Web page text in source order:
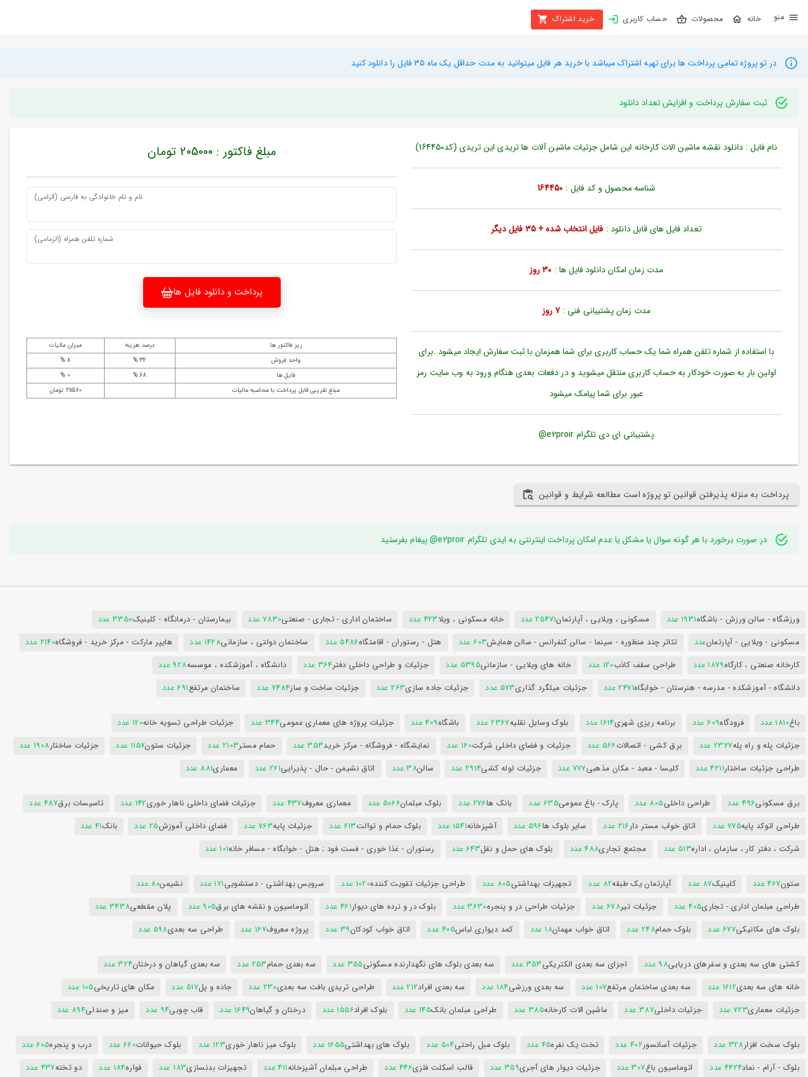
محصولات حساب کاربری خرید اشتراک
بستن
محصولات
اشتراک
کاربری
ثبت
بازیابی
رمز
علاقه
در تو پروژه تمامی پرداخت ها برای تهیه اشتراک میباشد با خرید هر فایل میتوانید به مدت حداقل یک ماه 35 فایل را دانلود کنید
ثبت سفارش پرداخت و افزایش تعداد دانلود
نام فایل : دانلود نقشه ماشین الات کارخانه این شامل جزئیات ماشین آلات ها تریدی این تریدی (کد164450)
شناسه محصول و کد فایل : 164450
تعداد فایل های قابل دانلود : فایل انتخاب شده + 35 فایل دیگر
مدت زمان امکان دانلود فایل ها : 30 روز
مدت زمان پشتیبانی فنی :7 روز
با استفاده از شماره تلفن همراه شما یک حساب کاربری برای شما همزمان با ثبت سفارش ایجاد میشود .برای
اولین بار به صورت خودکار به حساب کاربری منتقل میشوید و در دفعات بعدی هنگام ورود به وب سایت رمز
عبور برای شما پیامک میشود
پشتیبانی ای دی تلگرام e2proir@
مبلغ فاکتور : 205000 تومان
نام و نام خانوادگی به فارسی (الزامی)
شماره تلفن همراه (الزمامی)
پرداخت و دانلود فایل ها
ریز فاکتور ها درصد هزینه
میزان مالیات
واحد فروش
32 %
8 %
فایل ها
68 %
0 %
مبلغ تقریبی قابل پرداخت با محاسبه مالیات
211560 تومان
پرداخت به منزله پذیرفتن قوانین تو پروژه است مطالعه شرایط و قوانین
در صورت برخورد با هر گونه سوال یا مشکل یا عدم امکان پرداخت اینترنتی به ایدی تلگرام e2proir@ پیغام بفرستید
ورزشگاه - سالن ورزش - باشگاه1931 عدد مسکونی ، ویلایی ، آپارتمان25471 عدد خانه مسکونی ، ویلا423 عدد ساختمان اداری - تجاری - صنعتی7830 عدد بیمارستان - درمانگاه - کلینیک3350 عدد
مسکونی - ویلایی - آپارتمانعدد تئاتر چند منظوره - سینما - سالن کنفرانس - سالن همایش603 عدد هتل - رستوران - اقامتگاه5486 عدد ساختمان دولتی ، سازمانی1428 عدد هایپر مارکت - مرکز خرید - فروشگاه2140 عدد
کارخانه صنعتی ، کارگاه1879 عدد طراحی سقف کاذب120 عدد خانه های ویلایی - سازمانی5395 عدد جزئیات و طراحی داخلی دفتر364 عدد دانشگاه ، آموزشکده ، موسسه928 عدد
دانشگاه - آموزشکده - مدرسه - هنرستان - خوابگاه2471 عدد جزئیات میلگرد گذاری573 عدد جزئیات جاده سازی263 عدد جزئیات ساخت و ساز7484 عدد ساختمان مرتفع691 عدد
باغ1810 عدد فرودگاه609 عدد برنامه ریزی شهری1614 عدد بلوک وسایل نقلیه2367 عدد باشگاه409 عدد جزئیات پروژه های معماری عمومی344 عدد جزئیات طراحی تسویه خانه120 عدد
جزئیات پله و راه پله2377 عدد برق کشی - اتصالات566 عدد جزئیات و فضای داخلی شرکت160 عدد نمایشگاه - فروشگاه - مرکز خرید353 عدد حمام مستر2103 عدد جزئیات ستون1157 عدد جزئیات ساختار1908 عدد
طراحی جزئیات ساختار4211 عدد کلیسا - معبد - مکان مذهبی777 عدد جزئیات لوله کشی2914 عدد سالن38 عدد اتاق نشیمن - حال - پذیرایی261 عدد معماری881 عدد
برق مسکونی496 عدد طراحی داخلی805 عدد پارک - باغ عمومی635 عدد بانک ها276 عدد بلوک مبلمان5066 عدد معماری معروف437 عدد جزئیات فضای داخلی ناهار خوری142 عدد تاسیسات برق487 عدد
طراحی اتوکد پایه775 عدد اتاق خواب مستر دار216 عدد سایر بلوک ها596 عدد آشپزخانه1541 عدد بلوک حمام و توالت613 عدد جزئیات پایه763 عدد فضای داخلی آموزش25 عدد بانک41 عدد
شرکت ، دفتر کار ، سازمان ، اداره513 عدد مجتمع تجاری488 عدد بلوک های حمل و نقل643 عدد رستوران - غذا خوری - فست فود ; هتل - خوابگاه - مسافر خانه101 عدد
ستون467 عدد کلینیک87 عدد آپارتمان یک طبقه82 عدد تجهیزات بهداشتی805 عدد طراحی جزئیات تقویت کننده1020 عدد سرویس بهداشتی - دستشویی171 عدد نشیمن80 عدد
طراحی مبلمان اداری - تجاری405 عدد جزئیات تیر678 عدد جزئیات طراحی در و پنجره3630 عدد بلوک در و نرده های دیوار461 عدد اتوماسیون و نقشه های برق905 عدد پلان مقطعی3438 عدد
بلوک های مکانیکی677 عدد بلوک حمام248 عدد اتاق خواب مهمان18 عدد کمد دیواری لباس405 عدد اتاق خواب کودکان39 عدد پروژه معروف167 عدد طراحی سه بعدی598 عدد
کشتی های سه بعدی و سفرهای دریایی98 عدد اجزای سه بعدی الکتریکی353 عدد سه بعدی بلوک های نگهدارنده مسکونی355 عدد سه بعدی حمام253 عدد سه بعدی گیاهان و درختان324 عدد
خانه های سه بعدی1612 عدد سه بعدی ساختمان مرتفع107 عدد سه بعدی ورزشی184 عدد سه بعدی افراد212 عدد طراحی تریدی بافت سه بعدی230 عدد جاده و پل517 عدد مکان های تاریخی105 عدد
جزئیات معماری723 عدد جزئیات داخلی387 عدد ماشین الات کارخانه385 عدد طراحی مبلمان بانک145 عدد بلوک افراد1556 عدد درختان و گیاهان1649 عدد قاب چوبی94 عدد میز و صندلی894 عدد
بلوک سخت افزار328 عدد جزئیات آسانسور402 عدد تخت یک نفره45 عدد بلوک مبل راحتی504 عدد بلوک های بهداشتی1655 عدد بلوک میز ناهار خوری123 عدد بلوک حیوانات660 عدد درب و پنجره605 عدد
بلوک - آرام - نماد4424 عدد اتوماسیون باغ307 عدد جزئیات دیوار های آجری359 عدد قالب اسکلت فلزی446 عدد طراحی مبلمان آشپزخانه411 عدد تجهیزات بدنسازی183 عدد فواره184 عدد دو تخته437 عدد